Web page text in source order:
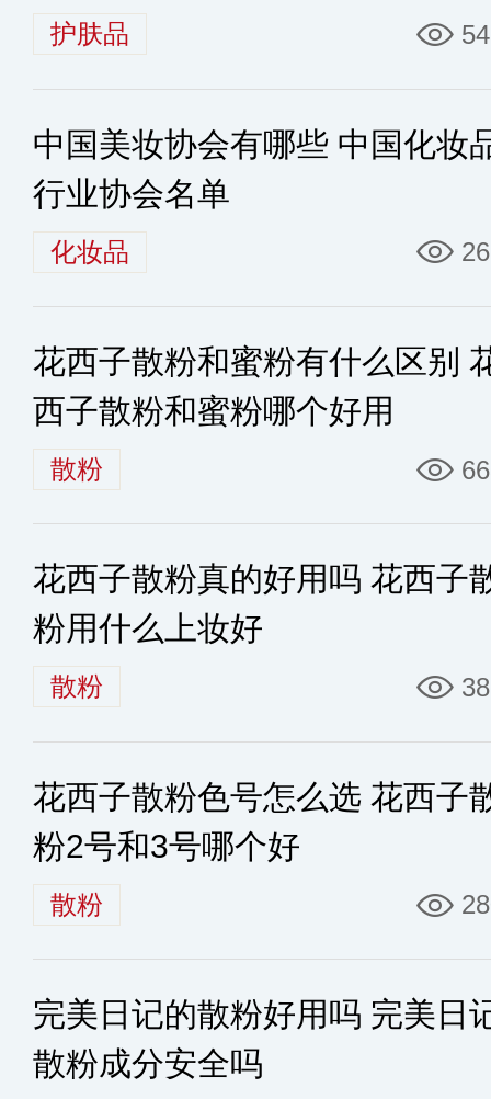
护肤品
中国美妆协会有哪些 中国化妆
行业协会名单
化妆品
花西子散粉和蜜粉有什么区别
西子散粉和蜜粉哪个好用
散粉
花西子散粉真的好用吗 花西子
粉用什么上妆好
散粉
花西子散粉色号怎么选 花西子
粉2号和3号哪个好
散粉
完美日记的散粉好用吗 完美日
散粉成分安全吗